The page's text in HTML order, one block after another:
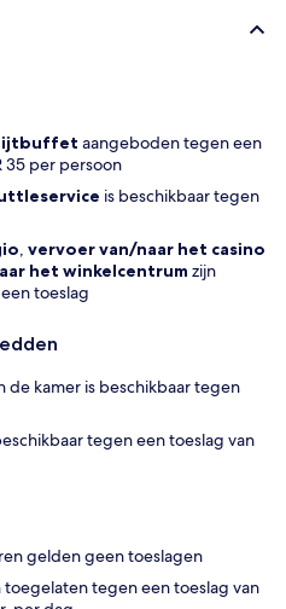
aangeboden tegen een
35 per persoon
is beschikbaar tegen
, vervoer van/naar het casino
het winkelcentrum zijn
toeslag
de kamer is beschikbaar tegen
tegen een toeslag van
gelden geen toeslagen
tegen een toeslag van